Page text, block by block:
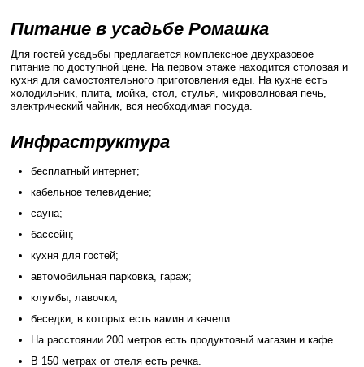
Питание в усадьбе Ромашка
Для гостей усадьбы предлагается комплексное двухразовое
питание по доступной цене. На первом этаже находится столовая и
кухня для самостоятельного приготовления еды. На кухне есть
холодильник, плита, мойка, стол, стулья, микроволновая печь,
электрический чайник, вся необходимая посуда.
Инфраструктура
бесплатный интернет;
кабельное телевидение;
сауна;
бассейн;
кухня для гостей;
автомобильная парковка, гараж;
клумбы, лавочки;
беседки, в которых есть камин и качели.
На расстоянии 200 метров есть продуктовый магазин и кафе.
В 150 метрах от отеля есть речка.